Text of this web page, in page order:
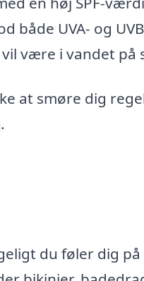
både UVA- og
være i vandet på
at smøre dig
du føler dig